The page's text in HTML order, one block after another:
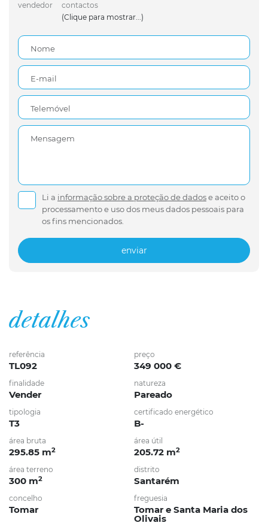
vendedor
contactos
(Clique para mostrar...)
Nome
E-mail
Telemóvel
Mensagem
Li a informação sobre a proteção de dadose aceito o
processamento e uso dos meus dados pessoais para
os fins mencionados.
enviar
detalhes
referência
TL092
preço
349 000 €
finalidade
Vender
natureza
Pareado
tipologia
T3
certificado energético
B-
área bruta
295.85 m2
área útil
205.72 m2
área terreno
300 m2
distrito
Santarém
concelho
Tomar
freguesia
Tomar e Santa Maria dos
Olivais